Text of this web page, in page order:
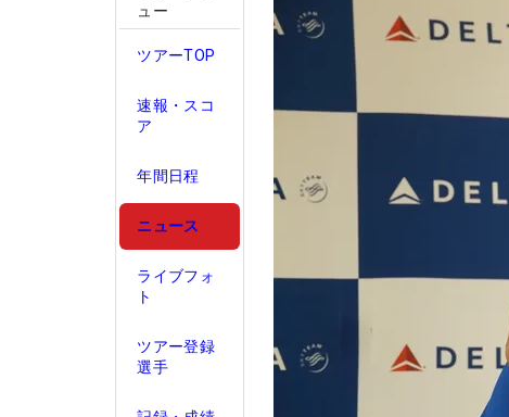
ュー
ツアーTOP
速報・スコ
ア
年間日程
ニュース
ライブフォ
ト
ツアー登録
選手